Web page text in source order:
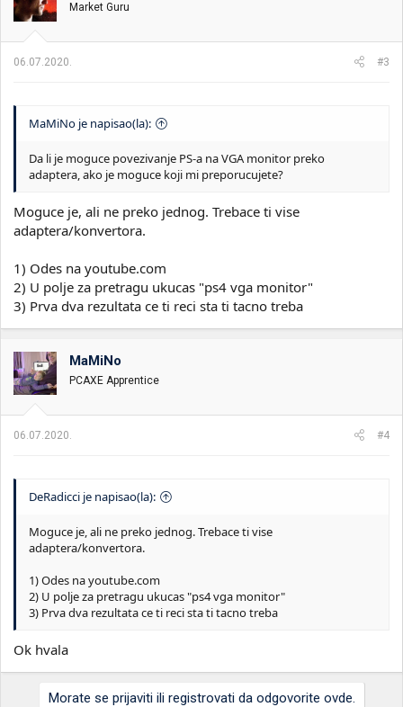
Market Guru
06.07.2020. #3
MaMiNo je napisao(la):
Da li je moguce povezivanje PS-a na VGA monitor preko
adaptera, ako je moguce koji mi preporucujete?
Moguce je, ali ne preko jednog. Trebace ti vise
adaptera/konvertora.
1) Odes na youtube.com
2) U polje za pretragu ukucas "ps4 vga monitor"
3) Prva dva rezultata ce ti reci sta ti tacno treba
MaMiNo
PCAXE Apprentice
06.07.2020. #4
DeRadicci je napisao(la):
Moguce je, ali ne preko jednog. Trebace ti vise
adaptera/konvertora.
1) Odes na youtube.com
2) U polje za pretragu ukucas "ps4 vga monitor"
3) Prva dva rezultata ce ti reci sta ti tacno treba
Ok hvala
Morate se prijaviti ili registrovati da odgovorite ovde.